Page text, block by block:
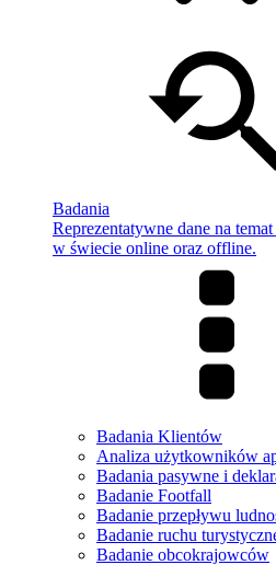
Badania
Reprezentatywne dane na
w świecie online oraz offline.
Badania Klientów
Analiza użytkowników
Badania pasywne i
Badanie Footfall
Badanie przepływu
Badanie ruchu
Badanie obcokrajowców